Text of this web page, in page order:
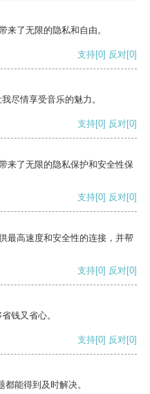
来了无限的隐私和自由。
支持[0] 反对[0]
尽情享受音乐的魅力。
支持[0] 反对[0]
来了无限的隐私保护和安全性保
支持[0] 反对[0]
最高速度和安全性的连接，并帮
支持[0] 反对[0]
钱又省心。
支持[0] 反对[0]
能得到及时解决。